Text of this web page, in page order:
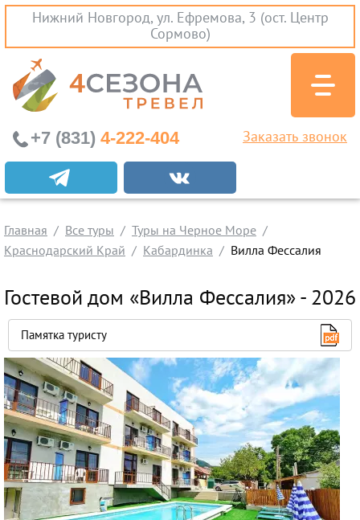
Нижний Новгород, ул. Ефремова, 3 (ост. Центр
Сормово)
Экскурсионные туры
Заграничные экскурсии
Туры на Черное Море
Краснодарский Край
Крым
Проезд без проживания
Вылеты из Нижнего Новгорода
Горящие туры
Раннее бронирование
Железнодорожные туры
Круизы
+7 (831) 4-222-404 Заказать звонок
Главная Все туры
Туры на Черное Море
Краснодарский Край
Кабардинка Вилла Фессалия
Гостевой дом «Вилла Фессалия» - 2026
Памятка туристу